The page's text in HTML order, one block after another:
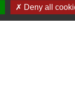
Signaler une
Deny all